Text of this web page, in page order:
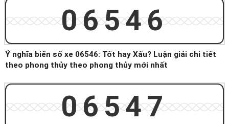
06546
Ý nghĩa biển số xe 06546: Tốt hay Xấu? Luận giải chi tiết
theo phong thủy theo phong thủy mới nhất
06547